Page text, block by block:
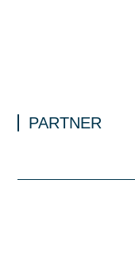
PARTNER